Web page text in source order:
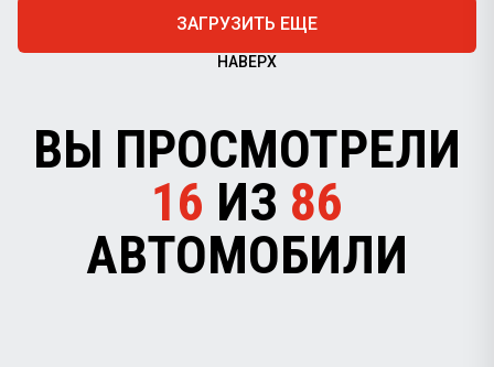
ЗАГРУЗИТЬ ЕЩЕ
НАВЕРХ
ВЫ ПРОСМОТРЕЛИ
16 ИЗ 86
АВТОМОБИЛИ